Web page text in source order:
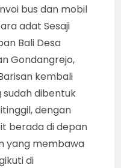
bus dan mobil
adat Sesaji
Bali Desa
Gondangrejo,
kembali
sudah dibentuk
dengan
berada di depan
yang membawa
di